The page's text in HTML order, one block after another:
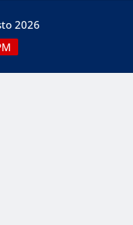
2026